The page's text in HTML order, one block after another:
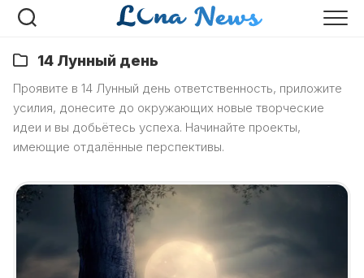
Перейти
14 Лунный день
Проявите в 14 Лунный день ответственность, приложите
усилия, донесите до окружающих новые творческие
идеи и вы добьётесь успеха. Начинайте проекты,
имеющие отдалённые перспективы.